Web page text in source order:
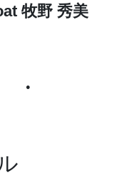
牧野 秀美
●